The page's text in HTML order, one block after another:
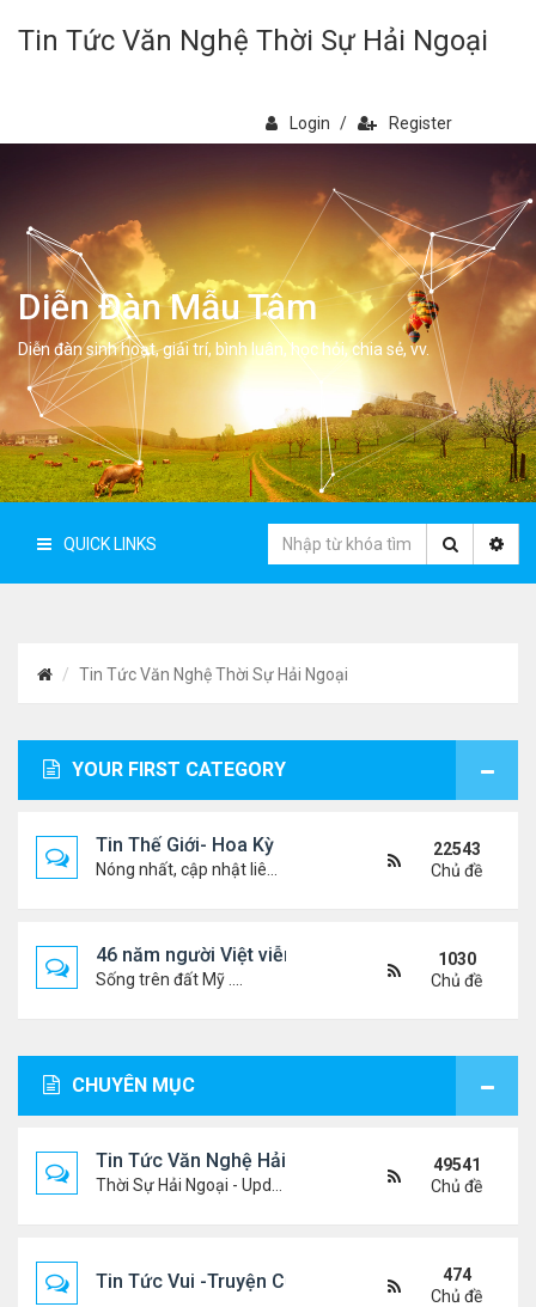
Tin Tức Văn Nghệ Thời Sự Hải Ngoại
Login / Register
Diễn Đàn Mẫu Tâm
Diễn đàn sinh hoạt, giải trí, bình luân, học hỏi, chia sẻ, vv.
QUICK LINKS
Tin Tức Văn Nghệ Thời Sự Hải Ngoại
YOUR FIRST CATEGORY
Tin Thế Giới- Hoa Kỳ
22543
Chủ đề
46 năm người Việt viễn xứ
Sống trên đất Mỹ ....
1030
Chủ đề
CHUYÊN MỤC
Tin Tức Văn Nghệ Hải Ngoại
49541
Chủ đề
Tin Tức Vui -Truyện Cười- Video Hài
474
Chủ đề